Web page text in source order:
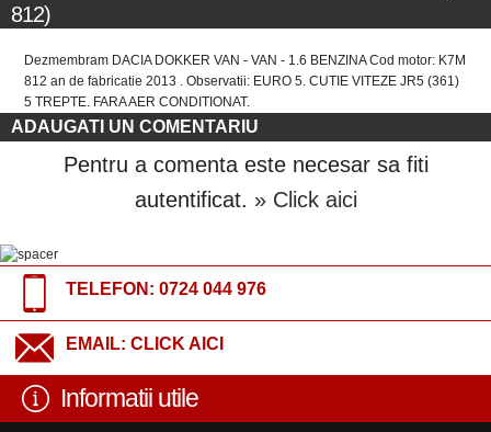
812)
Dezmembram DACIA DOKKER VAN - VAN - 1.6 BENZINA Cod motor: K7M
812 an de fabricatie 2013 . Observatii: EURO 5. CUTIE VITEZE JR5 (361)
5 TREPTE. FARA AER CONDITIONAT.
ADAUGATI UN COMENTARIU
Pentru a comenta este necesar sa fiti
autentificat. » Click aici
TELEFON: 0724 044 976
EMAIL: CLICK AICI
Informatii utile